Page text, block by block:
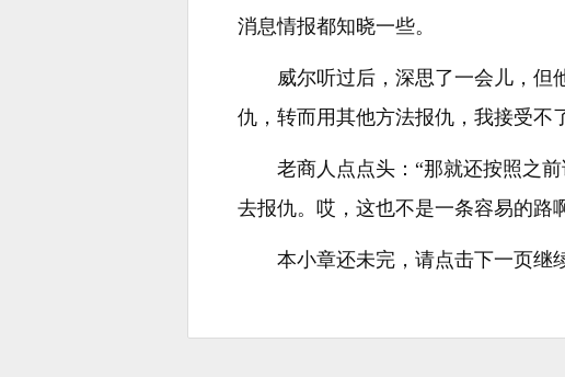
消息情报都知晓一些。
威尔听过后，深思了一会儿，但
仇，转而用其他方法报仇，我接受不
老商人点点头：“那就还按照之
去报仇。哎，这也不是一条容易的路
本小章还未完，请点击下一页继